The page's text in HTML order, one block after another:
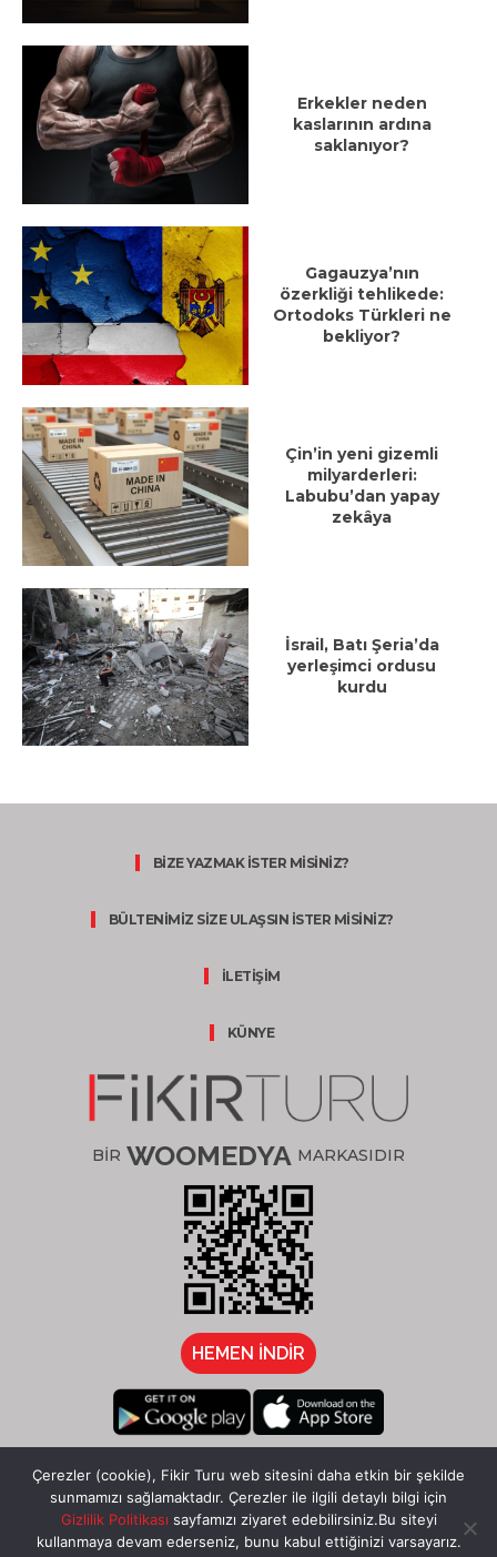
Erkekler neden
kaslarının ardına
saklanıyor?
Gagauzya’nın
özerkliği tehlikede:
Ortodoks Türkleri ne
bekliyor?
Çin’in yeni gizemli
milyarderleri:
Labubu’dan yapay
zekâya
İsrail, Batı Şeria’da
yerleşimci ordusu
kurdu
BİZE YAZMAK İSTER MİSİNİZ?
BÜLTENİMİZ SİZE ULAŞSIN İSTER MİSİNİZ?
İLETİŞİM
KÜNYE
BİR WOOMEDYA MARKASIDIR
HEMEN İNDİR
Çerezler (cookie), Fikir Turu web sitesini daha etkin bir şekilde
sunmamızı sağlamaktadır. Çerezler ile ilgili detaylı bilgi için
Gizlilik Politikası sayfamızı ziyaret edebilirsiniz.Bu siteyi
kullanmaya devam ederseniz, bunu kabul ettiğinizi varsayarız.